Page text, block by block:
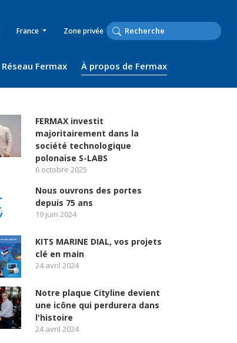
France Zone privée
Réseau Fermax À propos de Fermax
FERMAX investit
majoritairement dans la
société technologique
polonaise S-LABS
6 octobre 2025
Nous ouvrons des portes
depuis 75 ans
19 juin 2024
KITS MARINE DIAL, vos projets
clé en main
24 avril 2024
Notre plaque Cityline devient
une icône qui perdurera dans
l'histoire
24 avril 2024